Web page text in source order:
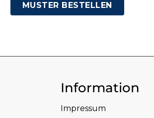
MUSTER BESTELLEN
Information
Impressum